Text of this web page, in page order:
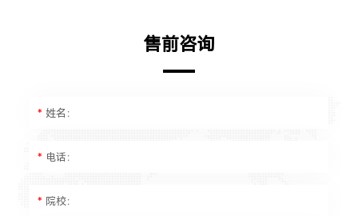
售前咨询
* 姓名：
* 电话：
* 院校：